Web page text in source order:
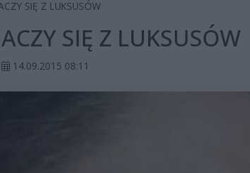
SIĘ Z LUKSUSÓW
SIĘ Z LUKSUSÓW
14.09.2015 08:11